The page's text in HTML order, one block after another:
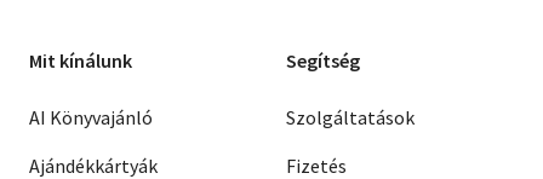
Mit kínálunk
AI Könyvajánló
Ajándékkártyák
Segítség
Szolgáltatások
Fizetés